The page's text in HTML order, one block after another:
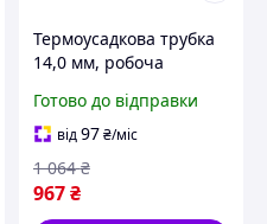
Термоусадкова трубка
14,0 мм, робоча
до + 125 °C, чорна, 100
м, рулон ЕКОБОКС
Готово до відправки
від97₴/міс
967₴
1 064 ₴